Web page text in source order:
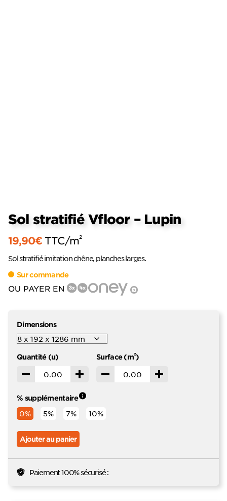
Sol stratifié Vfloor – Lupin
19,90€ TTC/m2
Sol stratifié imitation chêne, planches larges.
Sur commande
OU PAYER EN ?
Dimensions
Quantité (u)
Décrémenter Incrémenter
Surface (m2)
Décrémenter Incrémenter
% supplémentaire
0% 5% 7% 10%
Ajouter au panier
Paiement 100% sécurisé :